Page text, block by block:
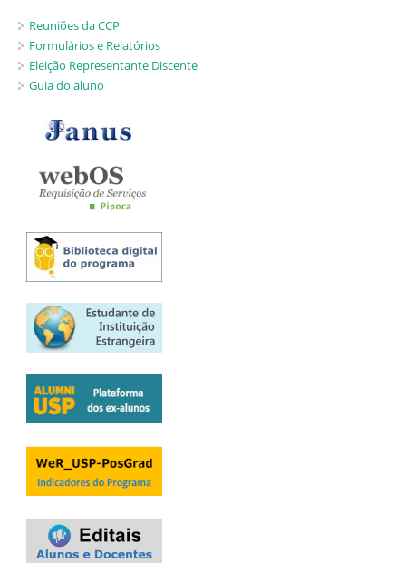
Reuniões da CCP
Formulários e Relatórios
Eleição Representante Discente
Guia do aluno